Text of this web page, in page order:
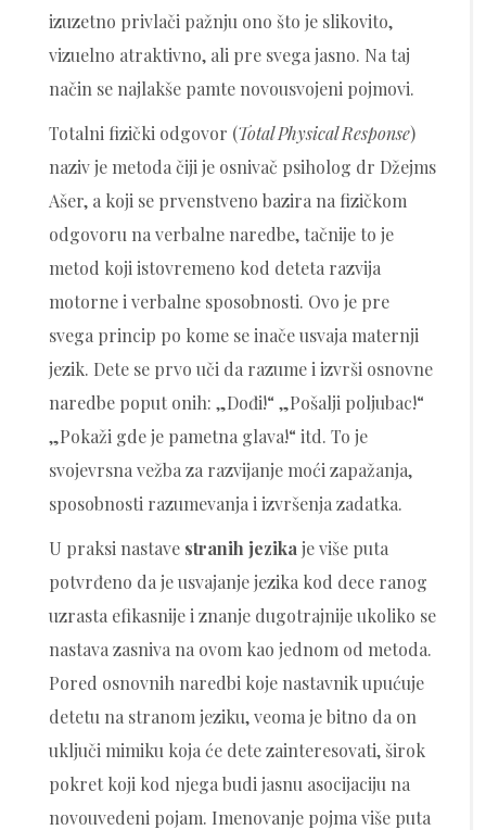
izuzetno privlači pažnju ono što je slikovito,
vizuelno atraktivno, ali pre svega jasno. Na taj
način se najlakše pamte novousvojeni pojmovi.
Totalni fizički odgovor (Total Physical Response)
naziv je metoda čiji je osnivač psiholog dr Džejms
Ašer, a koji se prvenstveno bazira na fizičkom
odgovoru na verbalne naredbe, tačnije to je
metod koji istovremeno kod deteta razvija
motorne i verbalne sposobnosti. Ovo je pre
svega princip po kome se inače usvaja maternji
jezik. Dete se prvo uči da razume i izvrši osnovne
naredbe poput onih: „Dođi!“ „Pošalji poljubac!“
„Pokaži gde je pametna glava!“ itd. To je
svojevrsna vežba za razvijanje moći zapažanja,
sposobnosti razumevanja i izvršenja zadatka.
U praksi nastave stranih jezika je više puta
potvrđeno da je usvajanje jezika kod dece ranog
uzrasta efikasnije i znanje dugotrajnije ukoliko se
nastava zasniva na ovom kao jednom od metoda.
Pored osnovnih naredbi koje nastavnik upućuje
detetu na stranom jeziku, veoma je bitno da on
uključi mimiku koja će dete zainteresovati, širok
pokret koji kod njega budi jasnu asocijaciju na
novouvedeni pojam. Imenovanje pojma više puta